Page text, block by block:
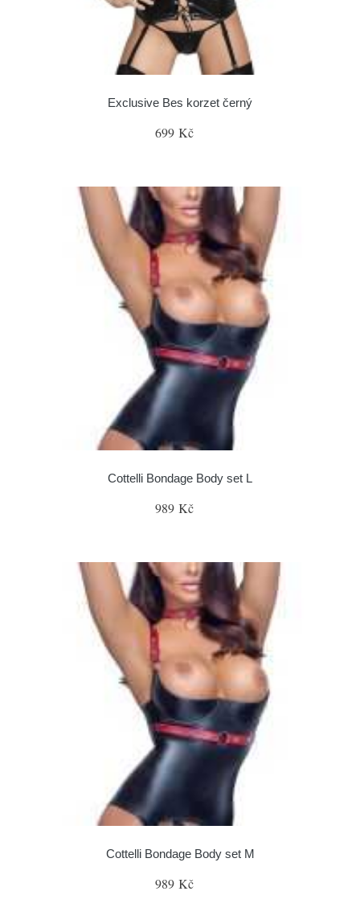
Exclusive Bes korzet černý
699 Kč
Cottelli Bondage Body set L
989 Kč
Cottelli Bondage Body set M
989 Kč